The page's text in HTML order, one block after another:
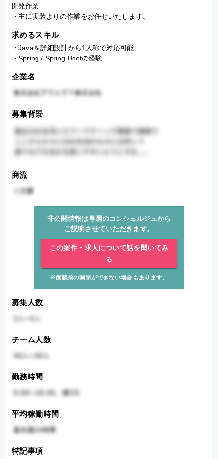
開発作業
求めるスキル
・Javaを詳細設計から1人称で対応可能
・Spring / Spring Bootの経験
企業名
募集背景
商流
非公開情報は専属のコンシェルジュから
ご説明させていただきます。
この案件・求人について話を聞いてみ
る
※面談前の開示ができない場合もあります。
募集人数
チーム人数
勤務時間
平均稼働時間
特記事項